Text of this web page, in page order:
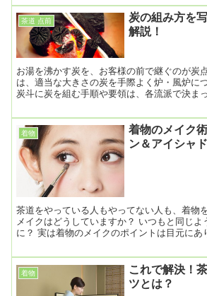
茶道 点前
炭の組み方を
解説！
お湯を沸かす炭を、お客様の前で継ぐのが炭
は、適当な大きさの炭を手際よく炉・風炉に
炭斗に炭を組む手順や要領は、各流派で決ま
む道具 炭点前に必要な道具には、炉・風炉
着物
着物のメイク
ン＆アイシャ
茶道をやっている人もやってない人も、着物
メイクはどうしていますか？ いつもと同じよ
に？ 実は着物のメイクのポイントは目元にあ
着物
これで解決！
ツとは？